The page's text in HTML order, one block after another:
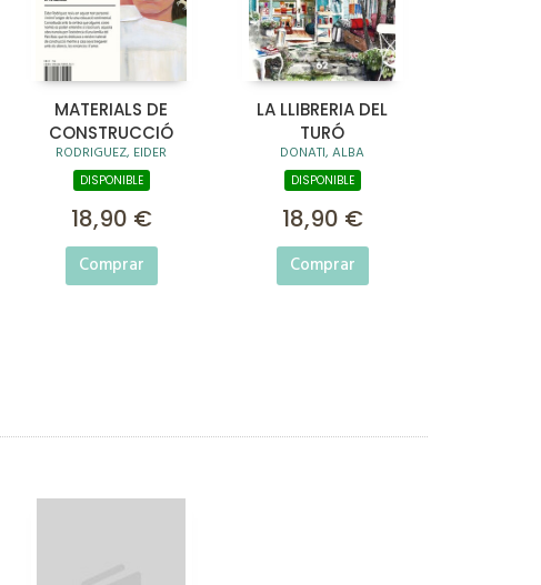
MATERIALS DE
CONSTRUCCIÓ
RODRIGUEZ, EIDER
DISPONIBLE
18,90 €
Comprar
LA LLIBRERIA DEL
TURÓ
DONATI, ALBA
DISPONIBLE
18,90 €
Comprar